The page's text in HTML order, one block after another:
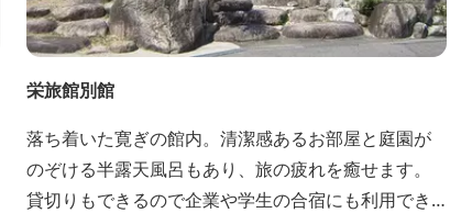
栄旅館別館
落ち着いた寛ぎの館内。清潔感あるお部屋と庭園が
のぞける半露天風呂もあり、旅の疲れを癒せます。
貸切りもできるので企業や学生の合宿にも利用でき